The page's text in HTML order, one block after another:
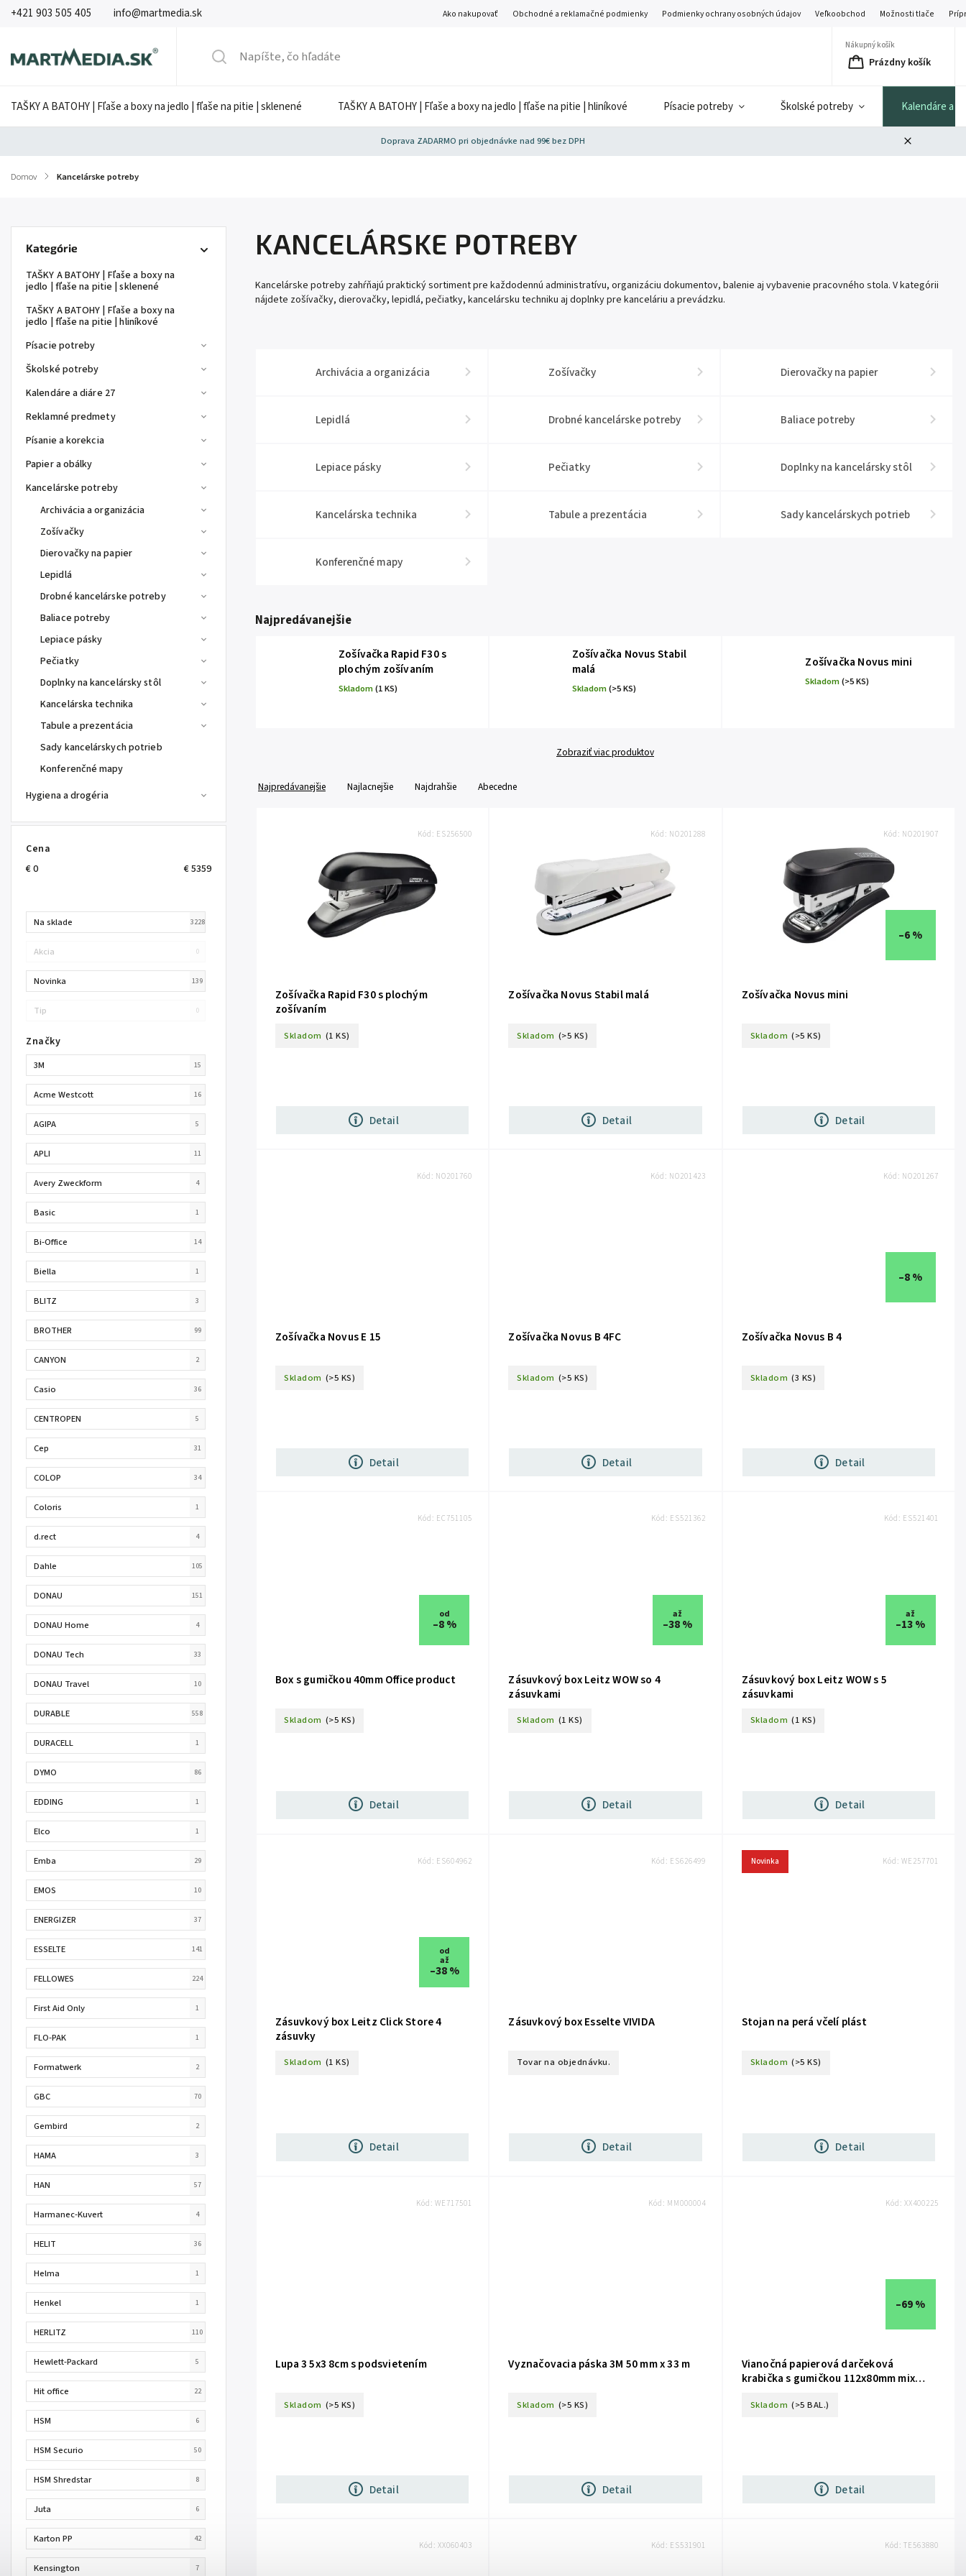
+421 903 505 405 info@martmedia.sk Ako nakupovať Obchodné a reklamačné podmienky Podmienky ochrany osobných údajov Veľkoobchod Možnosti tlače
Nákupný košík
Prázdny košík
TAŠKY A BATOHY | Fľaše a boxy na jedlo | fľaše na pitie | sklenené TAŠKY A BATOHY | Fľaše a boxy na jedlo | fľaše na pitie | hliníkové Písacie potreby Školské potreby Kalendáre a
Doprava ZADARMO pri objednávke nad 99€ bez DPH
Domov / Kancelárske potreby
Kategórie
TAŠKY A BATOHY | Fľaše a boxy na
jedlo | fľaše na pitie | sklenené
TAŠKY A BATOHY | Fľaše a boxy na
jedlo | fľaše na pitie | hliníkové
Písacie potreby
Školské potreby
Kalendáre a diáre 27
Reklamné predmety
Písanie a korekcia
Papier a obálky
Kancelárske potreby
Archivácia a organizácia
Zošívačky
Dierovačky na papier
Lepidlá
Drobné kancelárske potreby
Baliace potreby
Lepiace pásky
Pečiatky
Doplnky na kancelársky stôl
Kancelárska technika
Tabule a prezentácia
Sady kancelárskych potrieb
Konferenčné mapy
Hygiena a drogéria
Cena
€0 €5359
Na sklade 3228
Akcia 0
Novinka 139
Tip 0
Značky
3M 15
Acme Westcott 16
AGIPA 5
APLI 11
Avery Zweckform 4
Basic 1
Bi-Office 14
Biella 1
BLITZ 3
BROTHER 99
CANYON 2
Casio 36
CENTROPEN 5
Cep 31
COLOP 34
Coloris 1
d.rect 4
Dahle 105
DONAU 151
DONAU Home 4
DONAU Tech 33
DONAU Travel 10
DURABLE 558
DURACELL 1
DYMO 86
EDDING 1
Elco 1
Emba 29
EMOS 10
ENERGIZER 37
ESSELTE 141
FELLOWES 224
First Aid Only 1
FLO-PAK 1
Formatwerk 2
GBC 70
Gembird 2
HAMA 3
HAN 57
Harmanec-Kuvert 4
HELIT 36
Helma 1
Henkel 1
HERLITZ 110
Hewlett-Packard 5
Hit office 22
HSM 6
HSM Securio 50
HSM Shredstar 8
Juta 6
Karton PP 42
Kensington 7
KANCELÁRSKE POTREBY
Kancelárske potreby zahŕňajú praktický sortiment pre každodennú administratívu, organizáciu dokumentov, balenie aj vybavenie pracovného stola. V kategórii
nájdete zošívačky, dierovačky, lepidlá, pečiatky, kancelársku techniku aj doplnky pre kanceláriu a prevádzku.
Archivácia a organizácia Zošívačky Dierovačky na papier
Lepidlá Drobné kancelárske potreby Baliace potreby
Lepiace pásky Pečiatky Doplnky na kancelársky stôl
Kancelárska technika Tabule a prezentácia Sady kancelárskych potrieb
Konferenčné mapy
Najpredávanejšie
Zošívačka Rapid F30 s
plochým zošívaním
Skladom(1 KS)
Zošívačka Novus Stabil
malá
Skladom(>5 KS)
Zošívačka Novus mini
Skladom(>5 KS)
Zobraziť viac produktov
Najpredávanejšie Najlacnejšie Najdrahšie Abecedne
Zošívačka Rapid F30 s plochým
zošívaním
Skladom (1 KS)
Detail
Kód: ES256500
Zošívačka Novus Stabil malá
Skladom (>5 KS)
Detail
Kód: NO201288
–6 %
Zošívačka Novus mini
Skladom (>5 KS)
Detail
Kód: NO201907
Zošívačka Novus E 15
Skladom (>5 KS)
Detail
Kód: NO201760
Zošívačka Novus B 4FC
Skladom (>5 KS)
Detail
Kód: NO201423
–8 %
Zošívačka Novus B 4
Skladom (3 KS)
Detail
Kód: NO201267
od
–8 %
Box s gumičkou 40mm Office product
Skladom (>5 KS)
Detail
Kód: EC751105
až
–38 %
Zásuvkový box Leitz WOW so 4
zásuvkami
Skladom (1 KS)
Detail
Kód: ES521362
až
–13 %
Zásuvkový box Leitz WOW s 5
zásuvkami
Skladom (1 KS)
Detail
Kód: ES521401
od
až
–38 %
Zásuvkový box Leitz Click Store 4
zásuvky
Skladom (1 KS)
Detail
Kód: ES604962
Zásuvkový box Esselte VIVIDA
Tovar na objednávku.
Detail
Kód: ES626499 Novinka
Stojan na perá včelí plást
Skladom (>5 KS)
Detail
Kód: WE257701
Lupa 3 5x3 8cm s podsvietením
Skladom (>5 KS)
Detail
Kód:WE717501
Vyznačovacia páska 3M 50 mm x 33 m
Skladom (>5 KS)
Detail
Kód: MM000004
–69 %
Vianočná papierová darčeková
krabička s gumičkou 112x80mm mix
Skladom (>5 BAL.)
Detail
Kód: XX400225
Kód:XX060403 Kód: ES531901 Kód: TE563880